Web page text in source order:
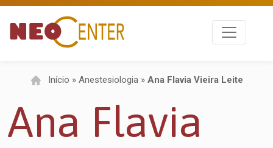
Início » Anestesiologia » Ana Flavia Vieira Leite
Ana Flavia